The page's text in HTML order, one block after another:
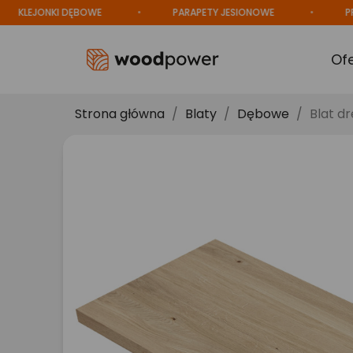
DĘBOWE PARAPETY JESIONOWE
Strona główna Blaty Dębowe Blat